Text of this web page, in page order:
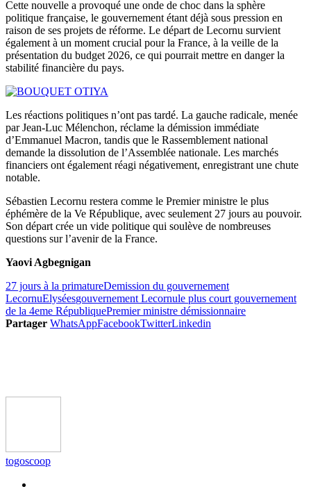
Cette nouvelle a provoqué une onde de choc dans la sphère
politique française, le gouvernement étant déjà sous pression en
raison de ses projets de réforme. Le départ de Lecornu survient
également à un moment crucial pour la France, à la veille de la
présentation du budget 2026, ce qui pourrait mettre en danger la
stabilité financière du pays.
Les réactions politiques n’ont pas tardé. La gauche radicale, menée
par Jean-Luc Mélenchon, réclame la démission immédiate
d’Emmanuel Macron, tandis que le Rassemblement national
demande la dissolution de l’Assemblée nationale. Les marchés
financiers ont également réagi négativement, enregistrant une chute
notable.
Sébastien Lecornu restera comme le Premier ministre le plus
éphémère de la Ve République, avec seulement 27 jours au pouvoir.
Son départ crée un vide politique qui soulève de nombreuses
questions sur l’avenir de la France.
Yaovi Agbegnigan
27 jours à la primatureDemission du gouvernement
LecornuElyséesgouvernement Lecornule plus court gouvernement
de la 4eme RépubliquePremier ministre démissionnaire
Partager WhatsAppFacebookTwitterLinkedin
togoscoop